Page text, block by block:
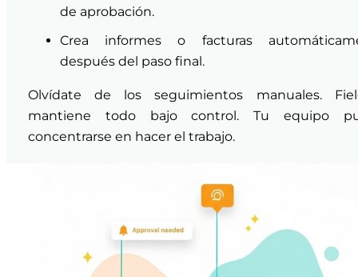
de aprobación.
Crea informes o facturas
después del paso final.
Olvídate de los seguimientos manuales.
mantiene todo bajo control. Tu equipo
concentrarse en hacer el trabajo.